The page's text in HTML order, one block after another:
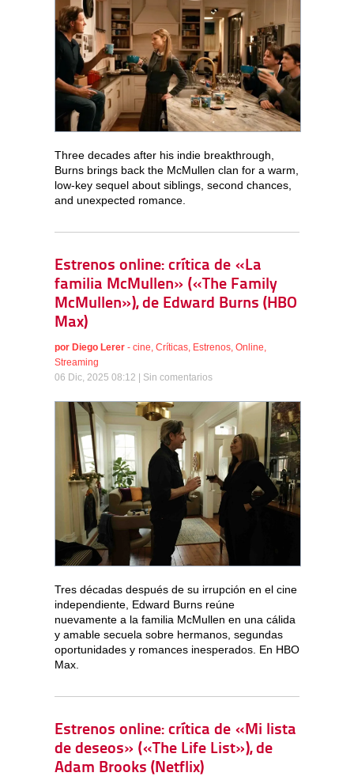
Three decades after his indie breakthrough,
Burns brings back the McMullen clan for a warm,
low-key sequel about siblings, second chances,
and unexpected romance.
Estrenos online: crítica de «La
familia McMullen» («The Family
McMullen»), de Edward Burns (HBO
Max)
por Diego Lerer - cine, Críticas, Estrenos, Online,
Streaming
06 Dic, 2025 08:12 | Sin comentarios
Tres décadas después de su irrupción en el cine
independiente, Edward Burns reúne
nuevamente a la familia McMullen en una cálida
y amable secuela sobre hermanos, segundas
oportunidades y romances inesperados. En HBO
Max.
Estrenos online: crítica de «Mi lista
de deseos» («The Life List»), de
Adam Brooks (Netflix)